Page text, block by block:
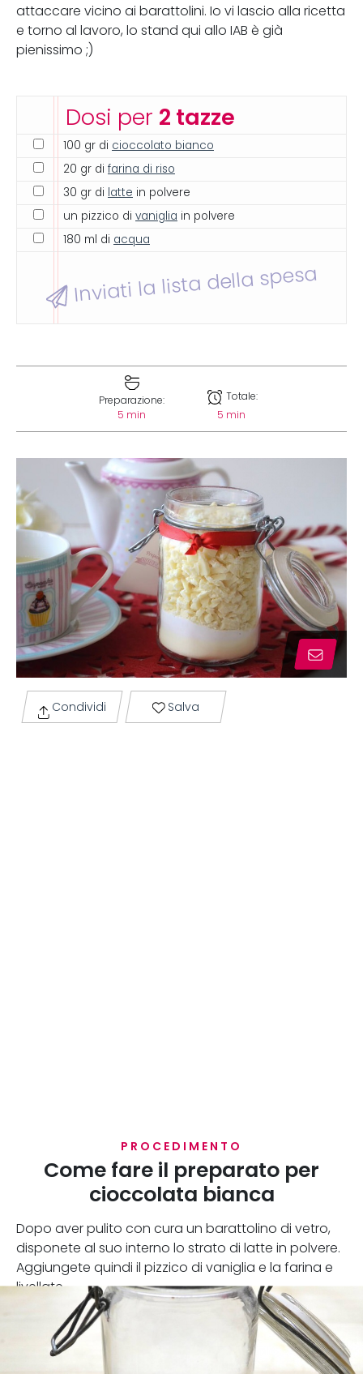
attaccare vicino ai barattolini. Io vi lascio alla ricetta
e torno al lavoro, lo stand qui allo IAB è già
pienissimo ;)
Dosi per 2 tazze
100 gr di cioccolato bianco
20 gr di farina di riso
30 gr di latte in polvere
un pizzico di vaniglia in polvere
180 ml di acqua
Inviati la lista della spesa
Preparazione:
5 min
Totale:
5 min
Condividi Salva
PROCEDIMENTO
Come fare il preparato per
cioccolata bianca
Dopo aver pulito con cura un barattolino di vetro,
disponete al suo interno lo strato di latte in polvere.
Aggiungete quindi il pizzico di vaniglia e la farina e
livellate.